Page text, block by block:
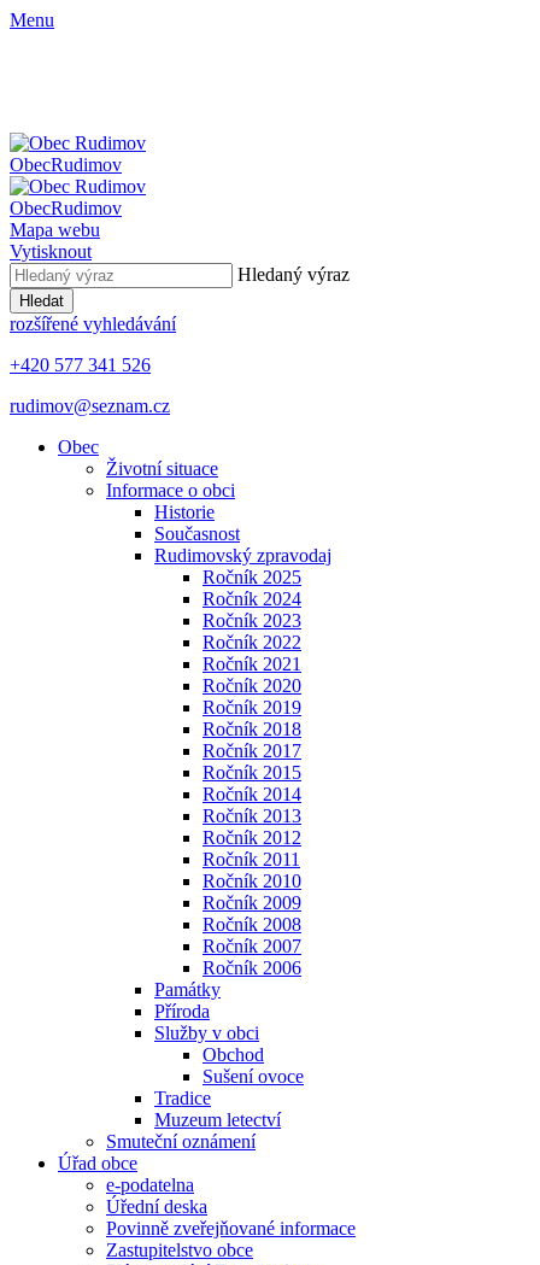
Menu
ObecRudimov
ObecRudimov
Mapa webu
Vytisknout
Hledaný výraz
Hledat
rozšířené vyhledávání
+420 577 341 526
rudimov@seznam.cz
Obec
Životní situace
Informace o obci
Historie
Současnost
Rudimovský zpravodaj
Ročník 2025
Ročník 2024
Ročník 2023
Ročník 2022
Ročník 2021
Ročník 2020
Ročník 2019
Ročník 2018
Ročník 2017
Ročník 2015
Ročník 2014
Ročník 2013
Ročník 2012
Ročník 2011
Ročník 2010
Ročník 2009
Ročník 2008
Ročník 2007
Ročník 2006
Památky
Příroda
Služby v obci
Obchod
Sušení ovoce
Tradice
Muzeum letectví
Smuteční oznámení
Úřad obce
e-podatelna
Úřední deska
Povinně zveřejňované informace
Zastupitelstvo obce